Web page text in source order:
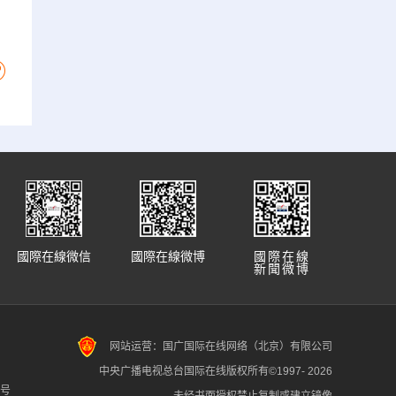
國際在線
新聞微博
國際在線微博
國際在線微信
网站运营：国广国际在线网络（北京）有限公司
中央广播电视总台国际在线版权所有©1997- 2026